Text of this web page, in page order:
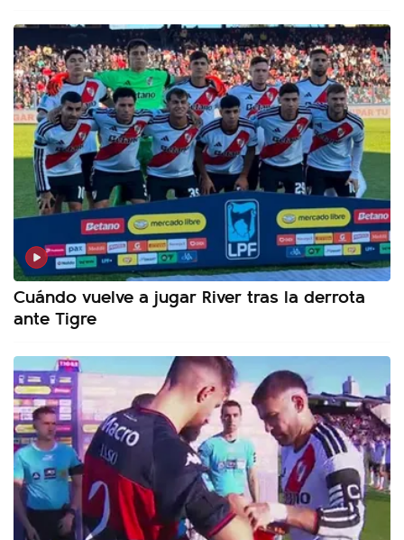
Cuándo vuelve a jugar River tras la derrota
ante Tigre